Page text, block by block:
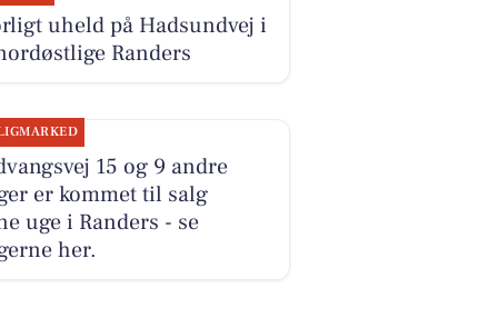
uheld på Hadsundvej i
Randers
15 og 9 andre
er kommet til salg
uge i Randers - se
her.